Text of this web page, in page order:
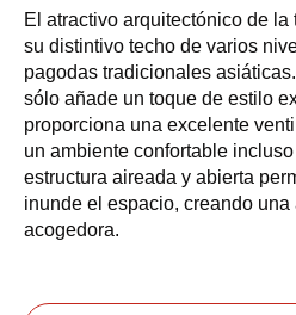
El atractivo arquitectónico de
su distintivo techo de varios
pagodas tradicionales
sólo añade un toque de estilo
proporciona una excelente
un ambiente confortable
estructura aireada y abierta
inunde el espacio, creando
acogedora.